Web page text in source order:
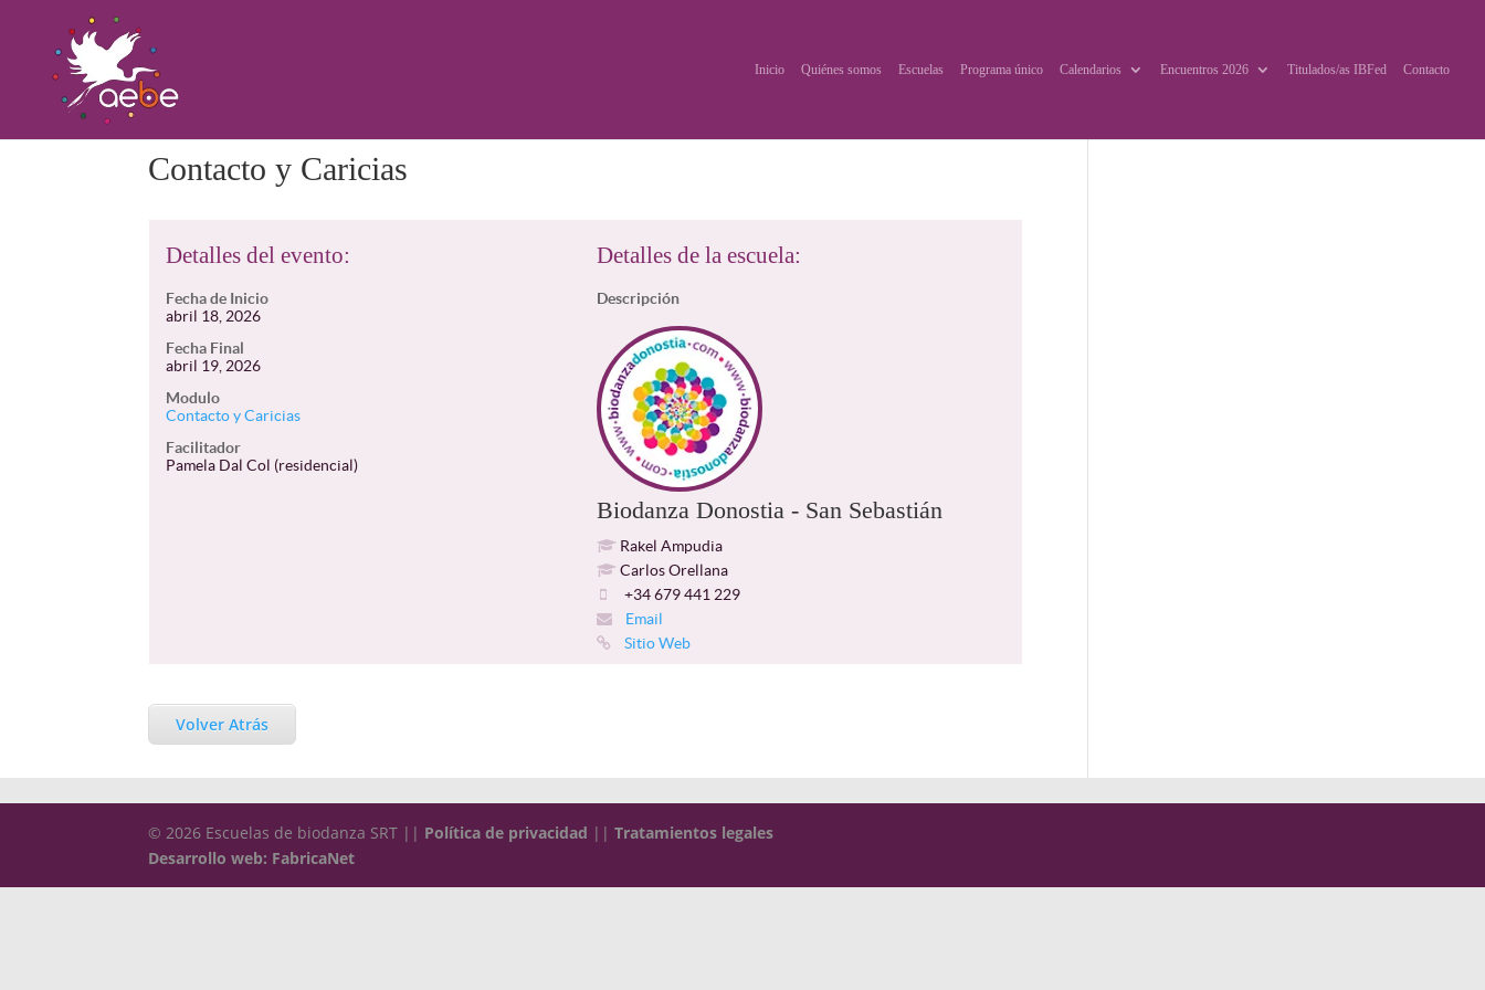
Inicio Quiénes somos Escuelas Programa único Calendarios Encuentros 2026 Titulados/as IBFed Contacto
Contacto y Caricias
Detalles del evento:
Fecha de Inicio
abril 18, 2026
Fecha Final
abril 19, 2026
Modulo
Contacto y Caricias
Facilitador
Pamela Dal Col (residencial)
Detalles de la escuela:
Descripción
Biodanza Donostia - San Sebastián
Rakel Ampudia
Carlos Orellana
+34 679 441 229
Email
Sitio Web
Volver Atrás
© 2026 Escuelas de biodanza SRT || Política de privacidad ||Tratamientos legales
Desarrollo web: FabricaNet